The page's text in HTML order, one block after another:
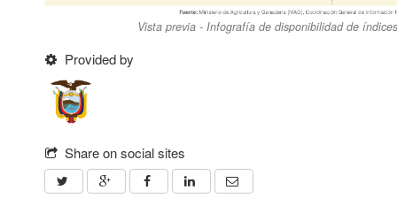
Vista previa - Infografía de disponibilidad de
Provided by
Share on social sites